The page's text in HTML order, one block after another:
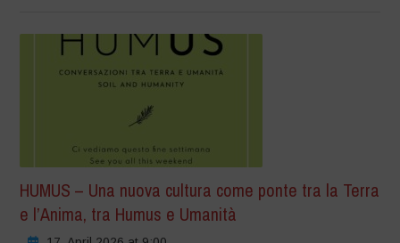
HUMUS – Una nuova cultura come ponte tra la Terra
e l’Anima, tra Humus e Umanità